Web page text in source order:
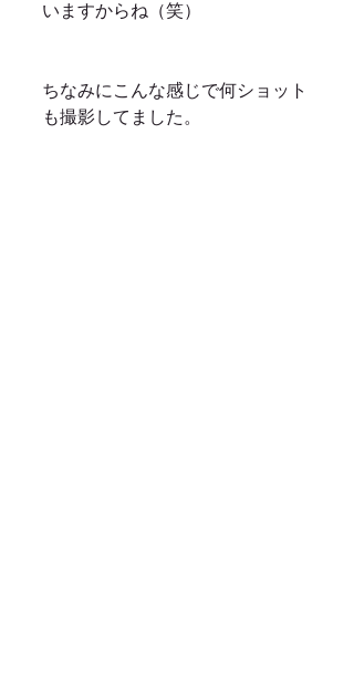
いますからね（笑）
ちなみにこんな感じで何ショット
も撮影してました。